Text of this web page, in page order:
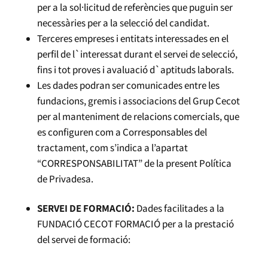
per a la sol·licitud de referències que puguin ser
necessàries per a la selecció del candidat.
Terceres empreses i entitats interessades en el
perfil de l`interessat durant el servei de selecció,
fins i tot proves i avaluació d`aptituds laborals.
Les dades podran ser comunicades entre les
fundacions, gremis i associacions del Grup Cecot
per al manteniment de relacions comercials, que
es configuren com a Corresponsables del
tractament, com s’indica a l’apartat
“CORRESPONSABILITAT” de la present Política
de Privadesa.
SERVEI DE FORMACIÓ: Dades facilitades a la
FUNDACIÓ CECOT FORMACIÓ per a la prestació
del servei de formació: